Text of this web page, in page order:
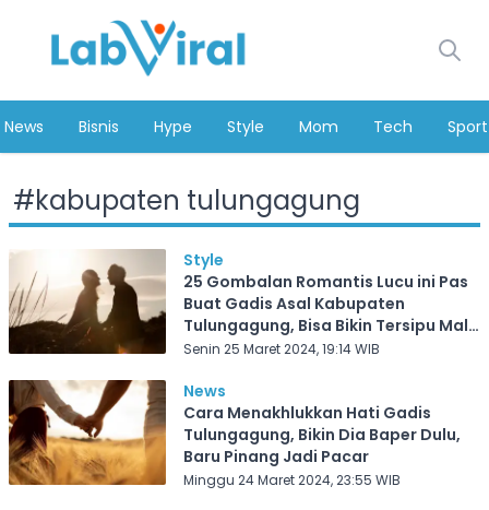
News Bisnis Hype Style Mom Tech Sport
#kabupaten tulungagung
Style
25 Gombalan Romantis Lucu ini Pas
Buat Gadis Asal Kabupaten
Tulungagung, Bisa Bikin Tersipu Malu
dan Makin Lengket Sama Kamu!
Senin 25 Maret 2024, 19:14 WIB
News
Cara Menakhlukkan Hati Gadis
Tulungagung, Bikin Dia Baper Dulu,
Baru Pinang Jadi Pacar
Minggu 24 Maret 2024, 23:55 WIB